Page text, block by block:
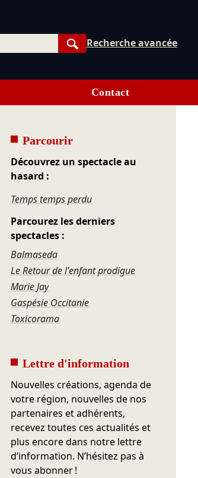
Rechercher
Recherche avancée
Contact
Parcourir
Découvrez un spectacle au
hasard :
Temps temps perdu
Parcourez les derniers
spectacles :
Balmaseda
Le Retour de l'enfant prodigue
Marie Jay
Gaspésie Occitanie
Toxicorama
Lettre d'information
Nouvelles créations, agenda de
votre région, nouvelles de nos
partenaires et adhérents,
recevez toutes ces actualités et
plus encore dans notre lettre
d’information. N’hésitez pas à
vous abonner !